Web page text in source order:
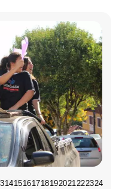
1415161718192021 222324